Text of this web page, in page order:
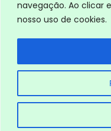
navegação. Ao clicar
nosso uso de cookies.